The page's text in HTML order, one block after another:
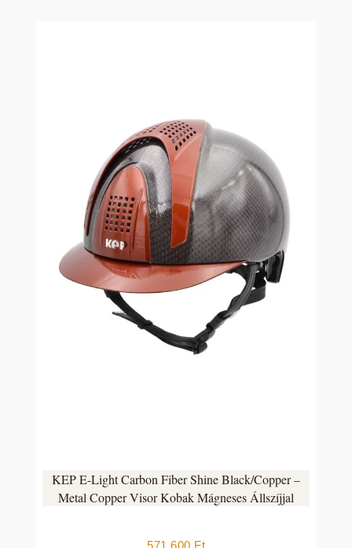
KEP E-Light Carbon Fiber Shine Black/Copper –
Metal Copper Visor Kobak Mágneses Állszíjjal
571 600 Ft